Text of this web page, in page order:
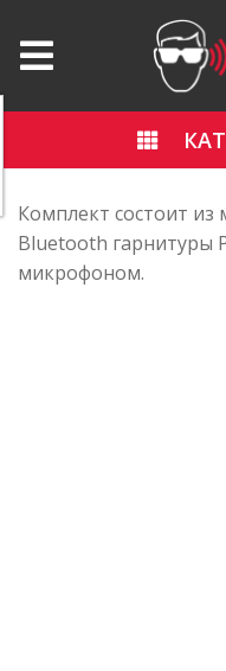
Комплект состоит
Bluetooth гарнитуры
микрофоном.